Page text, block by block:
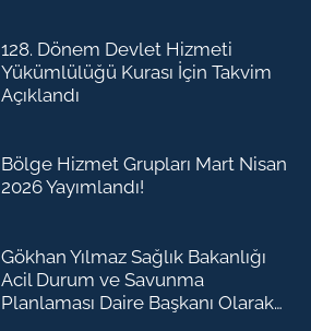
128. Dönem Devlet Hizmeti
Yükümlülüğü Kurası İçin Takvim
Açıklandı
Bölge Hizmet Grupları Mart Nisan
2026 Yayımlandı!
Gökhan Yılmaz Sağlık Bakanlığı
Acil Durum ve Savunma
Planlaması Daire Başkanı Olarak